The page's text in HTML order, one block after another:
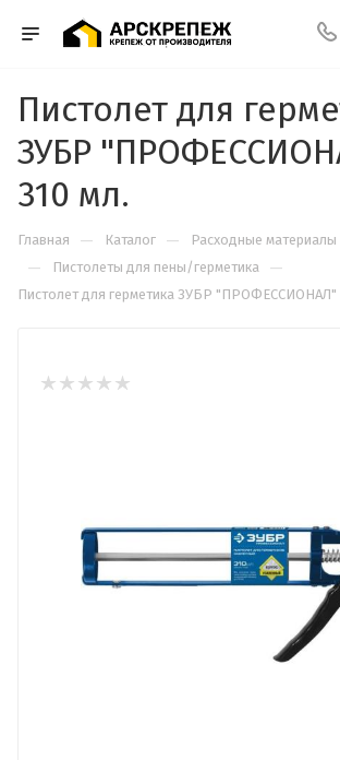
Пистолет для
ЗУБР
310 мл.
Главная — Каталог — Расходные материалы
— Пистолеты для пены/герметика —
Пистолет для герметика ЗУБР "ПРОФЕССИОНАЛ"